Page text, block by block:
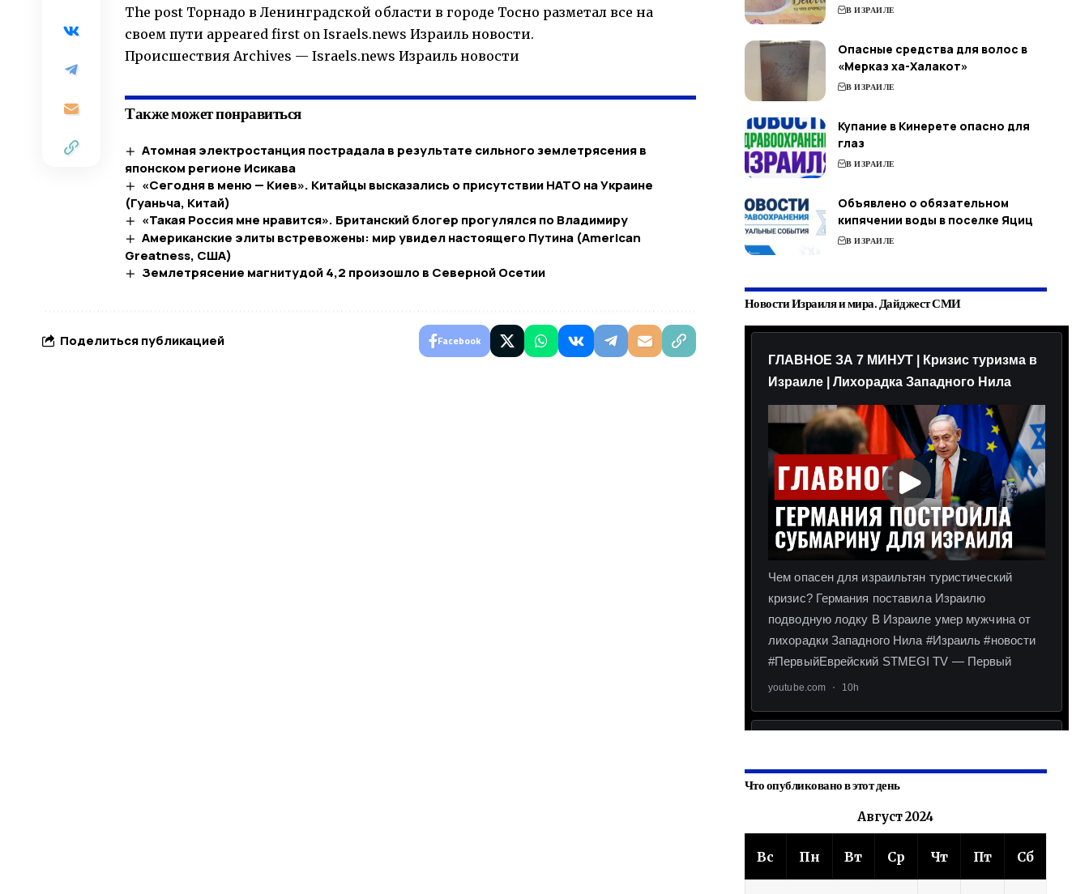
The post Торнадо в Ленинградской области в городе Тосно разметал все на
своем пути appeared first on Israels.news Израиль новости.
​Происшествия Archives — Israels.news Израиль новости
Также может понравиться
Атомная электростанция пострадала в результате сильного землетрясения в
японском регионе Исикава
«Сегодня в меню — Киев». Китайцы высказались о присутствии НАТО на Украине
(Гуаньча, Китай)
«Такая Россия мне нравится». Британский блогер прогулялся по Владимиру
Американские элиты встревожены: мир увидел настоящего Путина (American
Greatness, США)
Землетрясение магнитудой 4,2 произошло в Северной Осетии
Поделиться публикацией Facebook
В ИЗРАИЛЕ
Опасные средства для волос в
«Мерказ ха-Халакот»
В ИЗРАИЛЕ
Купание в Кинерете опасно для
глаз
В ИЗРАИЛЕ
Объявлено о обязательном
кипячении воды в поселке Яциц
В ИЗРАИЛЕ
Новости Израиля и мира. Дайджест СМИ
Что опубликовано в этот день
Август 2024
Вс Пн Вт Ср Чт Пт Сб